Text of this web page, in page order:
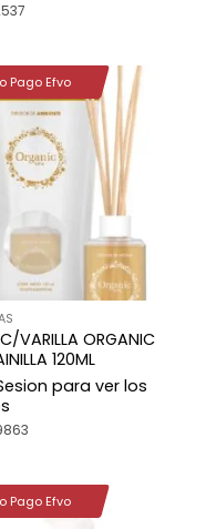
Añadir
lista de
deseos
VARILLA ORGANIC
120ML
para ver los
Pago Efvo
Pago Efvo